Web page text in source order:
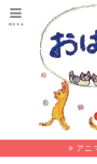
menu
アニ